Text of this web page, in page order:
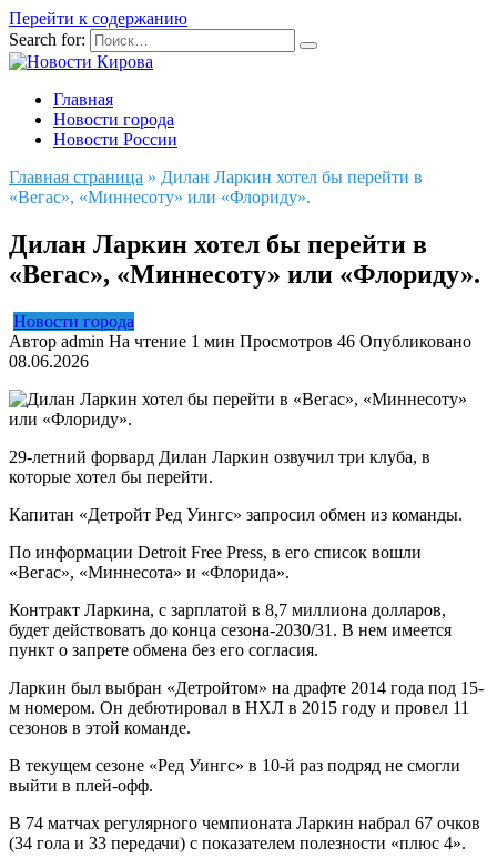
Перейти к содержанию
Search for:
Главная
Новости города
Новости России
Главная страница » Дилан Ларкин хотел бы перейти в
«Вегас», «Миннесоту» или «Флориду».
Дилан Ларкин хотел бы перейти в
«Вегас», «Миннесоту» или «Флориду».
Новости города
Автор admin На чтение 1 мин Просмотров 46 Опубликовано
08.06.2026
29-летний форвард Дилан Ларкин озвучил три клуба, в
которые хотел бы перейти.
Капитан «Детройт Ред Уингс» запросил обмен из команды.
По информации Detroit Free Press, в его список вошли
«Вегас», «Миннесота» и «Флорида».
Контракт Ларкина, с зарплатой в 8,7 миллиона долларов,
будет действовать до конца сезона-2030/31. В нем имеется
пункт о запрете обмена без его согласия.
Ларкин был выбран «Детройтом» на драфте 2014 года под 15-
м номером. Он дебютировал в НХЛ в 2015 году и провел 11
сезонов в этой команде.
В текущем сезоне «Ред Уингс» в 10-й раз подряд не смогли
выйти в плей-офф.
В 74 матчах регулярного чемпионата Ларкин набрал 67 очков
(34 гола и 33 передачи) с показателем полезности «плюс 4».